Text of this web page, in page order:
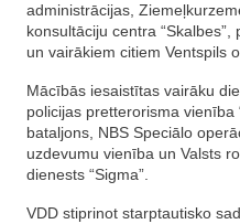
administrācijas,
konsultāciju centra
un vairākiem citiem Ventspils
Mācībās iesaistītas vairāku
policijas pretterorisma vienība
bataljons, NBS Speciālo
uzdevumu vienība un Valsts
dienests “Sigma”.
VDD stiprinot starptautisko